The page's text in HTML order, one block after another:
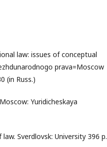
law: issues of conceptual
prava=Moscow
(in Russ.)
Yuridicheskaya
Sverdlovsk: University 396 p.